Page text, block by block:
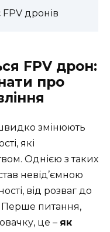
FPV дронів
FPV дрон:
про
швидко змінюють
які
Однією з таких
невід’ємною
від розваг до
Перше питання,
це – як